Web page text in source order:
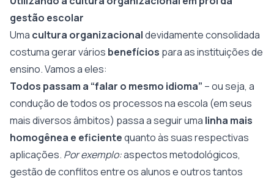
gestão escolar
Uma cultura organizacionaldevidamente consolidada
costuma gerar vários benefícios para as instituições de
ensino. Vamos a eles:
Todos passam a “falar o mesmo idioma” – ou seja, a
condução de todos os processos na escola (em seus
mais diversos âmbitos) passa a seguir uma linha mais
homogênea e eficientequanto às suas respectivas
aplicações. Por exemplo:aspectos metodológicos,
gestão de conflitos entre os alunos e outros tantos